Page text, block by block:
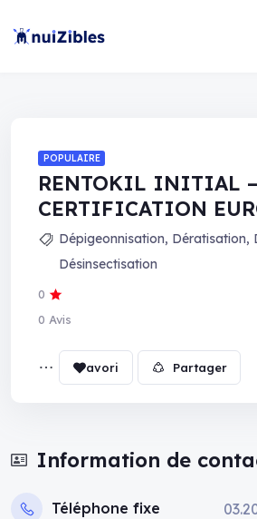
RENTOKIL INITIAL
CERTIFICATION
POPULAIRE
Dépigeonnisation, Dératisation,
Désinsectisation
0
0 Avis
Partager
Information de
Téléphone fixe